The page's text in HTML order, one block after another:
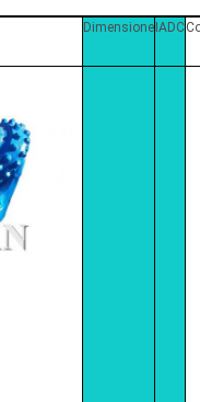
Dimensione IADC